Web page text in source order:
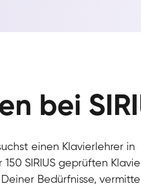
bei
einen Klavierlehrer in
SIRIUS geprüften
Bedürfnisse,